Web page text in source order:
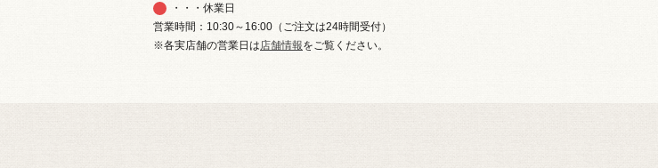
・・・休業日
営業時間：10:30～16:00（ご注文は24時間受付）
※各実店舗の営業日は店舗情報をご覧ください。